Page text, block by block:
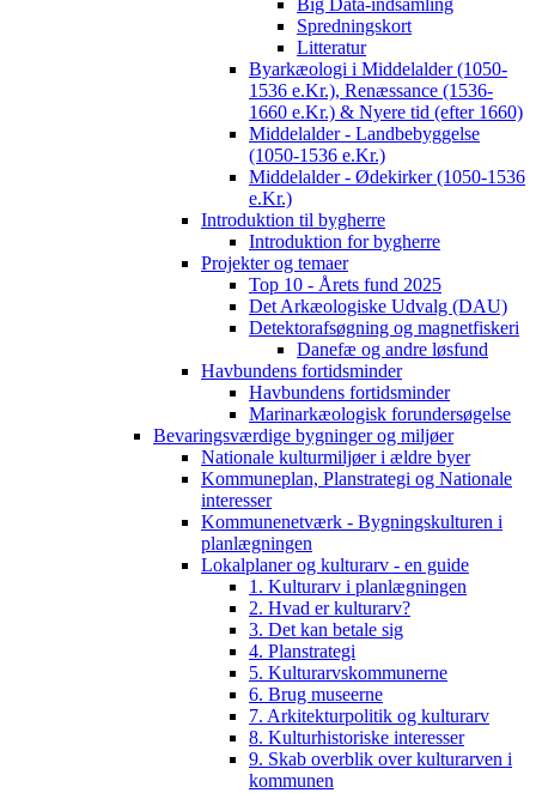
Big Data-indsamling
Spredningskort
Litteratur
Byarkæologi i Middelalder (1050-
1536 e.Kr.), Renæssance (1536-
1660 e.Kr.) & Nyere tid (efter 1660)
Middelalder - Landbebyggelse
(1050-1536 e.Kr.)
Middelalder - Ødekirker (1050-1536
e.Kr.)
Introduktion til bygherre
Introduktion for bygherre
Projekter og temaer
Top 10 - Årets fund 2025
Det Arkæologiske Udvalg (DAU)
Detektorafsøgning og magnetfiskeri
Danefæ og andre løsfund
Havbundens fortidsminder
Havbundens fortidsminder
Marinarkæologisk forundersøgelse
Bevaringsværdige bygninger og miljøer
Nationale kulturmiljøer i ældre byer
Kommuneplan, Planstrategi og Nationale
interesser
Kommunenetværk - Bygningskulturen i
planlægningen
Lokalplaner og kulturarv - en guide
1. Kulturarv i planlægningen
2. Hvad er kulturarv?
3. Det kan betale sig
4. Planstrategi
5. Kulturarvskommunerne
6. Brug museerne
7. Arkitekturpolitik og kulturarv
8. Kulturhistoriske interesser
9. Skab overblik over kulturarven i
kommunen